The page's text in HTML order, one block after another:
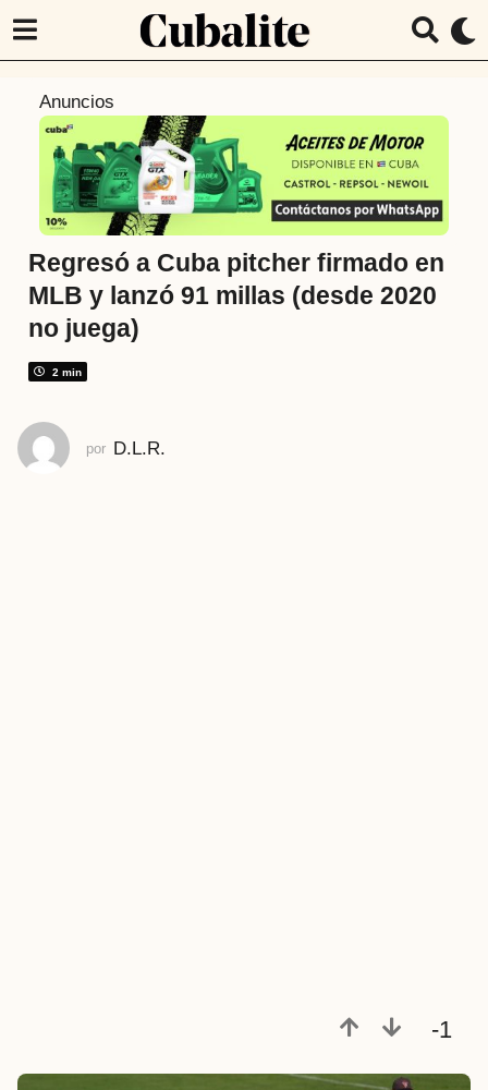
r
á
s
1
a
o
a
t
Anuncios
Regresó a Cuba pitcher firmado en
MLB y lanzó 91 millas (desde 2020
no juega)
2 min
por D.L.R.
-1